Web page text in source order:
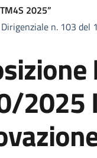
2025”
Dirigenziale n. 103
2025